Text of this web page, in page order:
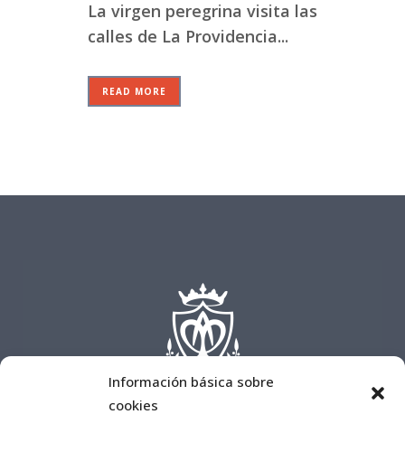
Información básica sobre
cookies
La virgen peregrina visita las
calles de La Providencia...
READ MORE